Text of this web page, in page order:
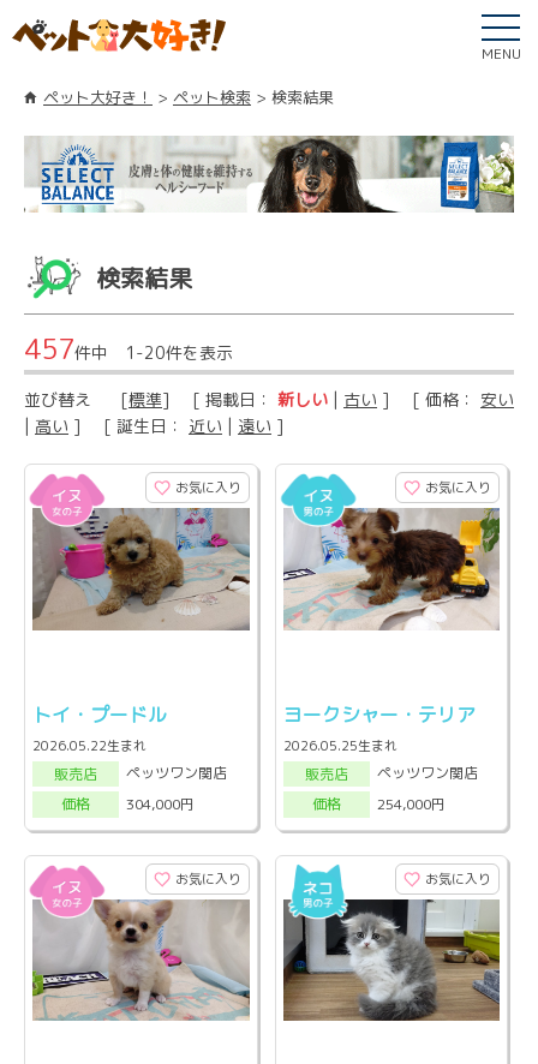
MENU
ペット大好き！ ペット検索 検索結果
検索結果
457件中 1-20件を表示
並び替え [標準] [ 掲載日： 新しい | 古い ] [ 価格： 安い
| 高い ] [ 誕生日： 近い | 遠い ]
お気に入り
トイ・プードル
2026.05.22生まれ
販売店
ペッツワン関店
価格
304,000円
お気に入り
ヨークシャー・テリア
2026.05.25生まれ
販売店
ペッツワン関店
価格
254,000円
お気に入り お気に入り